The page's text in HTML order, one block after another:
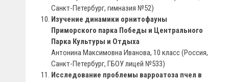
Санкт-Петербург, гимназия №52)
Изучение динамики орнитофауны
Приморского парка Победы и Центрального
Парка Культуры и Отдыха
Антонина Максимовна Иванова, 10 класс (Россия,
Санкт-Петербург, ГБОУ лицей №533)
Исследование проблемы варроатоза пчел в